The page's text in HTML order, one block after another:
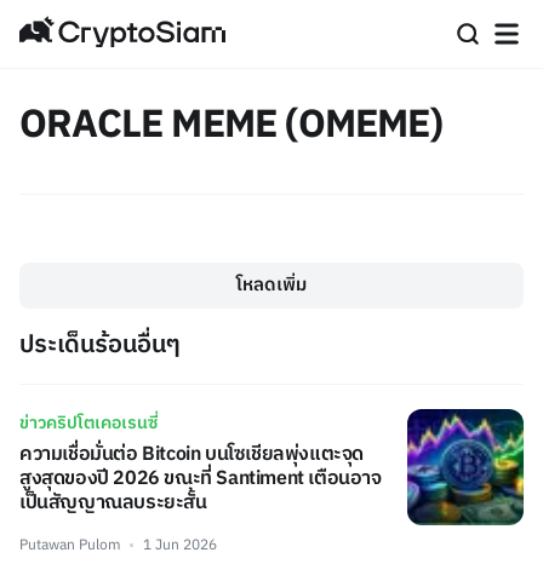
ORACLE MEME (OMEME)
โหลดเพิ่ม
ประเด็นร้อนอื่นๆ
ข่าวคริปโตเคอเรนซี่
ความเชื่อมั่นต่อ Bitcoin บนโซเชียลพุ่งแตะจุด
สูงสุดของปี 2026 ขณะที่ Santiment เตือนอาจ
เป็นสัญญาณลบระยะสั้น
Putawan Pulom 1 Jun 2026